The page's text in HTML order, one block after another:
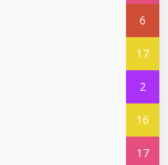
6
17
2
16
17